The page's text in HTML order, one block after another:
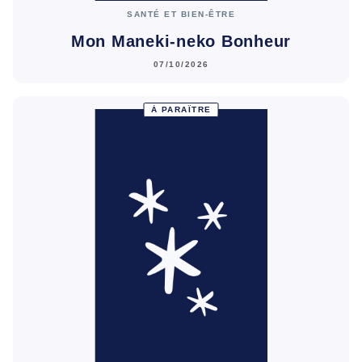
SANTÉ ET BIEN-ÊTRE
Mon Maneki-neko Bonheur
07/10/2026
À PARAÎTRE